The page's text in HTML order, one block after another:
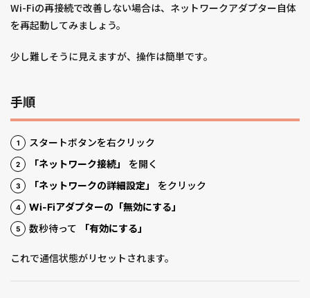
Wi-Fiの再接続で改善しない場合は、ネットワークアダプター自体
を再起動してみましょう。
少し難しそうに見えますが、操作は簡単です。
手順
スタートボタンを右クリック
「ネットワーク接続」
を開く
「ネットワークの詳細設定」
をクリック
Wi-Fiアダプターの「無効にする」
数秒待って
「有効にする」
これで通信状態がリセットされます。